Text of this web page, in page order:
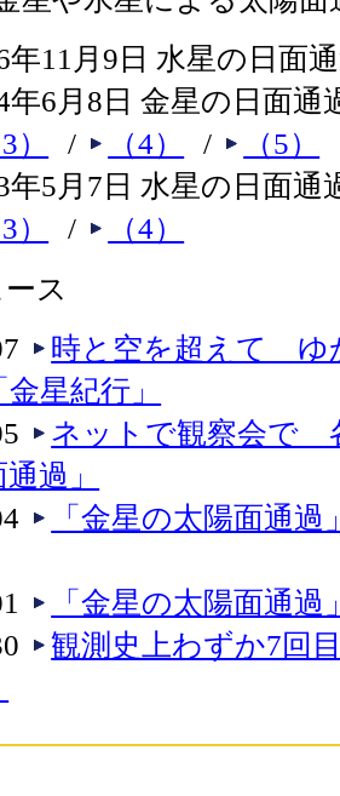
年11月9日 水星の日面
年6月8日 金星の日面通
3）
/ （4） /
（5）
年5月7日 水星の日面通
3）
/
（4）
ス
時と空を超えて ゆ
星紀行」
ネットで観察会で
過」
「金星の太陽面通
「金星の太陽面通
観測史上わずか7回